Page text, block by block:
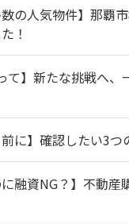
の人気物件】那覇
！
て】新たな挑戦へ、
に】確認したい3つ
融資NG？】不動産